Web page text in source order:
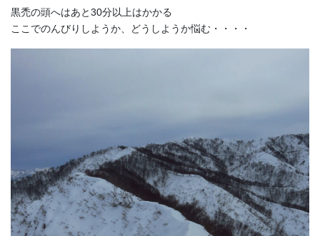
黒禿の頭へはあと30分以上はかかる
ここでのんびりしようか、どうしようか悩む・・・・